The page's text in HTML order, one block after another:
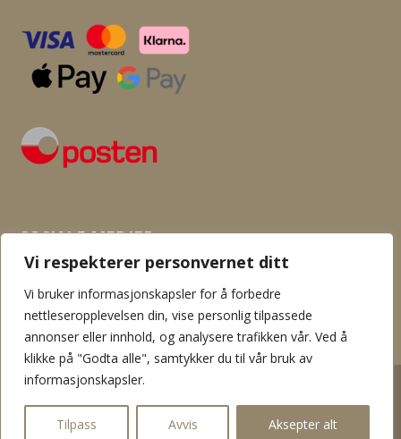
Vi respekterer personvernet ditt
Vi bruker informasjonskapsler for å forbedre
nettleseropplevelsen din, vise personlig tilpassede
annonser eller innhold, og analysere trafikken vår. Ved å
klikke på "Godta alle", samtykker du til vår bruk av
informasjonskapsler.
Tilpass Avvis Aksepter alt
SOSIALE MEDIER
2026 © Flamingo garn og hobby. Innholdet er beskyttet av